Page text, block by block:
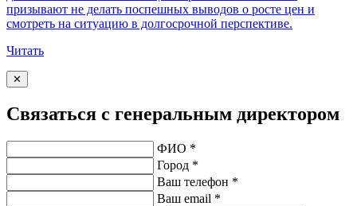
призывают не делать поспешных выводов о росте цен и
смотреть на ситуацию в долгосрочной перспективе.
Читать
✕
Связаться с генеральным директором
ФИО *
Город *
Ваш телефон *
Ваш email *